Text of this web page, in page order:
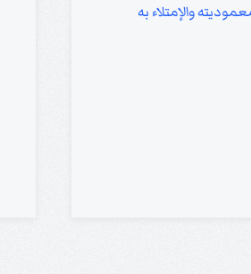
والإمتلاء به